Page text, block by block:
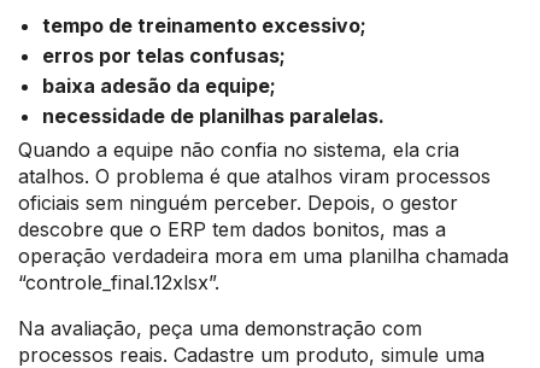
tempo de treinamento excessivo;
erros por telas confusas;
baixa adesão da equipe;
necessidade de planilhas paralelas.
Quando a equipe não confia no sistema, ela cria
atalhos. O problema é que atalhos viram processos
oficiais sem ninguém perceber. Depois, o gestor
descobre que o ERP tem dados bonitos, mas a
operação verdadeira mora em uma planilha chamada
“controle_final.12xlsx”.
Na avaliação, peça uma demonstração com
processos reais. Cadastre um produto, simule uma